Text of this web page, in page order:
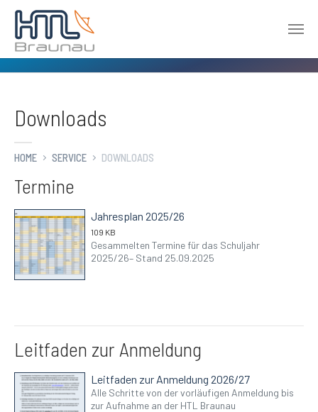
Downloads
HOME SERVICE DOWNLOADS
Termine
Jahresplan 2025/26
109 KB
Gesammelten Termine für das Schuljahr
2025/26– Stand 25.09.2025
Leitfaden zur Anmeldung
Leitfaden zur Anmeldung 2026/27
Alle Schritte von der vorläufigen Anmeldung bis
zur Aufnahme an der HTL Braunau